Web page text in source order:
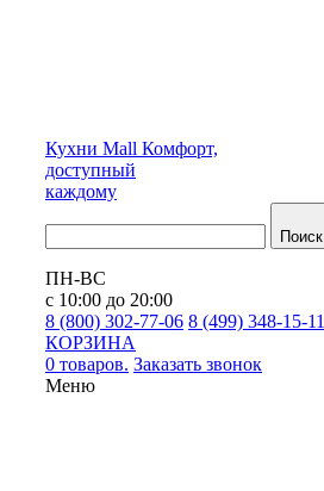
Кухни Mall Комфорт,
доступный
каждому
Поиск
ПН-ВС
с 10:00 до 20:00
8 (800) 302-77-06 8 (499) 348-15-11
КОРЗИНА
0 товаров. Заказать звонок
Меню